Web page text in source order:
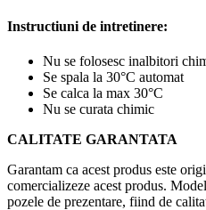
Instructiuni de intretinere:
Nu se folosesc inalbitori
Se spala la 30°C automat
Se calca la max 30°C
Nu se curata chimic
CALITATE GARANTATA
Garantam ca acest produs este
comercializeze acest produs.
pozele de prezentare, fiind de